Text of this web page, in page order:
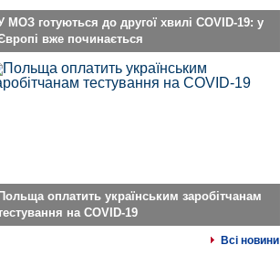
МОЗ готуються до другої хвилі COVID-19: у
вже починається
Польща оплатить українським заробітчанам
на COVID-19
Всі новини